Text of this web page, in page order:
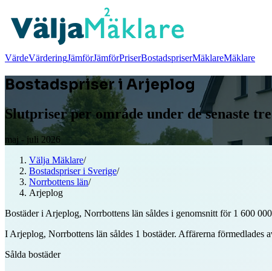
VärdeVärderingJämförJämförPriserBostadspriserMäklareMäklare
Bostadspriser i Arjeplog
Slutpriser per område under de senaste
maj - juli 2026
Välja Mäklare/
Bostadspriser i Sverige/
Norrbottens län/
Arjeplog
Bostäder i Arjeplog, Norrbottens län såldes i genomsnitt för 1 600
I Arjeplog, Norrbottens län såldes 1 bostäder. Affärerna förmedlades
Sålda bostäder